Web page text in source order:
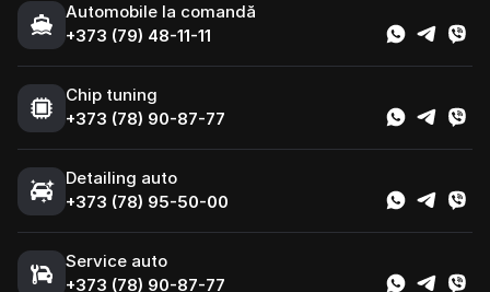
Automobile la comandă
+373 (79) 48-11-11
Chip tuning
+373 (78) 90-87-77
Detailing auto
+373 (78) 95-50-00
Service auto
+373 (78) 90-87-77